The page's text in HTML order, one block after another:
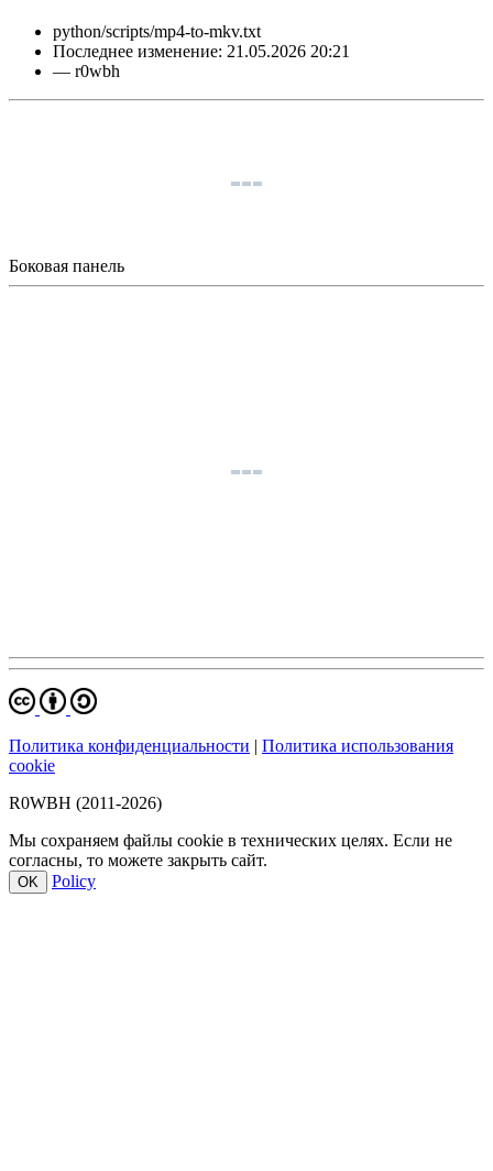
python/scripts/mp4-to-mkv.txt
Последнее изменение: 21.05.2026 20:21
— r0wbh
Боковая панель
Политика конфиденциальности | Политика использования
cookie
R0WBH (2011-2026)
Мы сохраняем файлы cookie в технических целях. Если не
согласны, то можете закрыть сайт.
OK Policy